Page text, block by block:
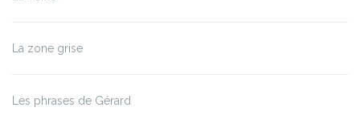
La zone grise
Les phrases de Gérard